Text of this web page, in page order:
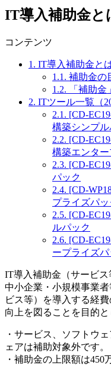
IT導入補助金と
コンテンツ
1. IT導入補助金と
1.1. 補助金の
1.2. 「補助
2. ITツール一覧（
2.1. [CD-
構築シンプル
2.2. [CD-
構築エンタ
2.3. [CD-
パック
2.4. [CD-
プライズパッ
2.5. [CD-
ルパック
2.6. [CD-
ープライズパ
IT導入補助金（サービス
中小企業・小規模事業
ビス等）を導入する経
向上を図ることを目的
・サービス、ソフトウ
ェアは補助対象外です。
・補助金の上限額は450